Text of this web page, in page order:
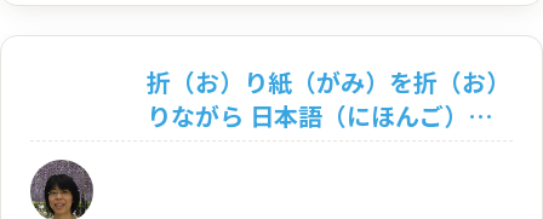
折（お）り紙（がみ）を折（お）
りながら 日本語（にほんご）
を おぼえよう！ Let' try